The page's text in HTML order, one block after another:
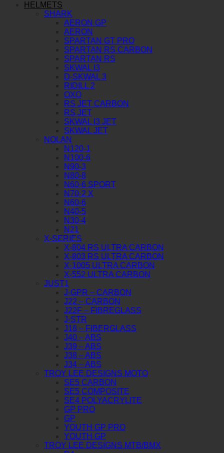
HELMETS
SHARK
AERON GP
AERON
SPARTAN GT PRO
SPARTAN RS CARBON
SPARTAN RS
SKWAL I3
D-SKWAL 3
RIDILL 2
OXO
RS JET CARBON
RS JET
SKWAL I3 JET
SKWAL JET
NOLAN
N120-1
N100-6
N90-3
N80-8
N60-6 SPORT
N70-2 X
N60-6
N40-5
N30-4
N21
X-SERIES
X-804 RS ULTRA CARBON
X-803 RS ULTRA CARBON
X-1005 ULTRA CARBON
X-552 ULTRA CARBON
JUST1
J-GPR – CARBON
J22 – CARBON
J22F – FIBREGLASS
J-STR
J18 – FIBERGLASS
J40 – ABS
J39 – ABS
J38 – ABS
J34 – ABS
TROY LEE DESIGNS MOTO
SE5 CARBON
SE5 COMPOSITE
SE4 POLYACRYLITE
GP PRO
GP
YOUTH GP PRO
YOUTH GP
TROY LEE DESIGNS MTB/BMX